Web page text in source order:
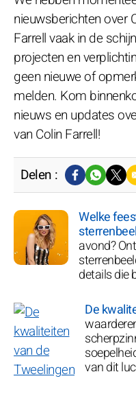
nieuwsberichten over
Farrell vaak in de
projecten en
geen nieuwe of
melden. Kom
nieuws en updates
van Colin Farrell!
Delen :
Welke
avond?
details die
De
van dit